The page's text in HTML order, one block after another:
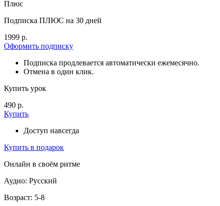
Плюс
Подписка ПЛЮС на 30 дней
1999 р.
Оформить подписку
Подписка продлевается автоматически ежемесячно.
Отмена в один клик.
Купить урок
490 р.
Купить
Доступ навсегда
Купить в подарок
Онлайн в своём ритме
Аудио: Русский
Возраст: 5-8